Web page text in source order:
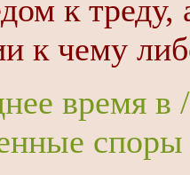
к
к чему
время в
споры